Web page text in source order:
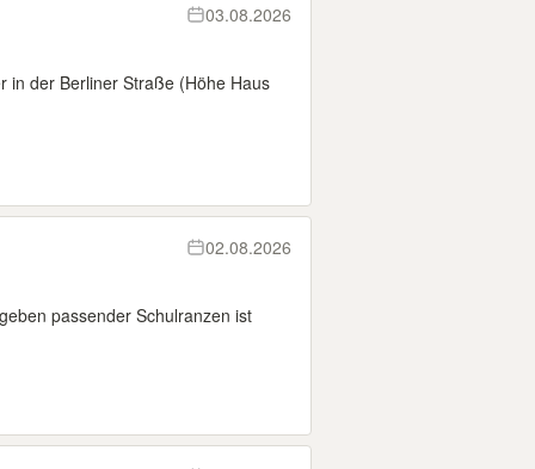
03.08.2026
in der Berliner Straße (Höhe Haus
02.08.2026
passender Schulranzen ist